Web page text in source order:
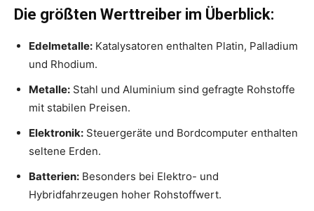
Die größten Werttreiber im Überblick:
Edelmetalle: Katalysatoren enthalten Platin, Palladium
und Rhodium.
Metalle: Stahl und Aluminium sind gefragte Rohstoffe
mit stabilen Preisen.
Elektronik: Steuergeräte und Bordcomputer enthalten
seltene Erden.
Batterien: Besonders bei Elektro- und
Hybridfahrzeugen hoher Rohstoffwert.